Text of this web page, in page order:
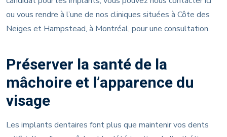
ou vous rendre à l’une de nos cliniques situées à Côte des
Neiges et Hampstead, à Montréal, pour une consultation.
Préserver la santé de la
mâchoire et l’apparence du
visage
Les implants dentaires font plus que maintenir vos dents